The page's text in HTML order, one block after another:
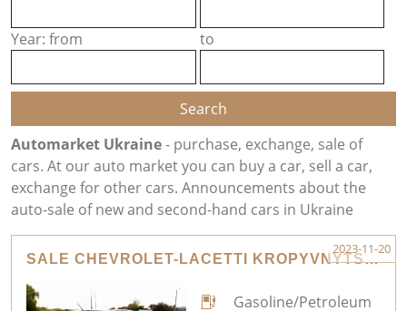
Year: from to
Automarket Ukraine- purchase, exchange, sale of
cars. At our auto market you can buy a car, sell a car,
exchange for other cars. Announcements about the
auto-sale of new and second-hand cars in Ukraine
SALE CHEVROLET-LACETTI KROPYVNYTSKYI
2023-11-20
Gasoline/Petroleum